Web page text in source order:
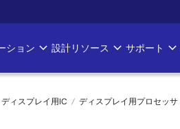
ション 設計リソース サポート
ディスプレイ用IC ディスプレイ用プロセッサ